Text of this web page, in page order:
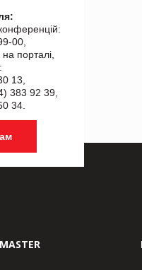
00,
порталі,
13,
383 92 39,
34.